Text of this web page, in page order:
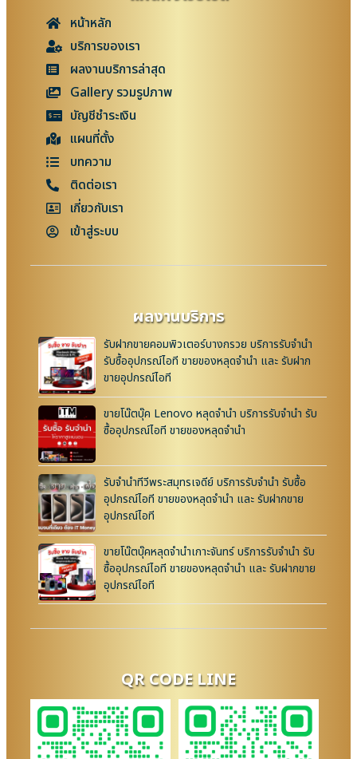
หน้าหลัก
บริการของเรา
ผลงานบริการล่าสุด
Gallery รวมรูปภาพ
บัญชีชำระเงิน
แผนที่ตั้ง
บทความ
ติดต่อเรา
เกี่ยวกับเรา
เข้าสู่ระบบ
ผลงานบริการ
รับฝากขายคอมพิวเตอร์บางกรวย บริการรับจำนำ
รับซื้ออุปกรณ์ไอที ขายของหลุดจำนำ และ รับฝาก
ขายอุปกรณ์ไอที
ขายโน๊ตบุ๊ค Lenovo หลุดจำนำ บริการรับจำนำ รับ
ซื้ออุปกรณ์ไอที ขายของหลุดจำนำ
รับจำนำทีวีพระสมุทรเจดีย์ บริการรับจำนำ รับซื้อ
อุปกรณ์ไอที ขายของหลุดจำนำ และ รับฝากขาย
อุปกรณ์ไอที
ขายโน๊ตบุ๊คหลุดจำนำเกาะจันทร์ บริการรับจำนำ รับ
ซื้ออุปกรณ์ไอที ขายของหลุดจำนำ และ รับฝากขาย
อุปกรณ์ไอที
QR CODE LINE